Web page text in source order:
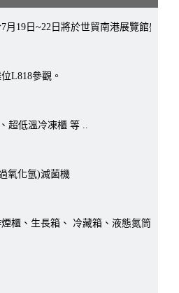
月19日~22日將於世貿南港展覽館盛大
L818參觀。
超低溫冷凍櫃 等 ..
氧化氫)滅菌機
櫃、生長箱、 冷藏箱、液態氮筒